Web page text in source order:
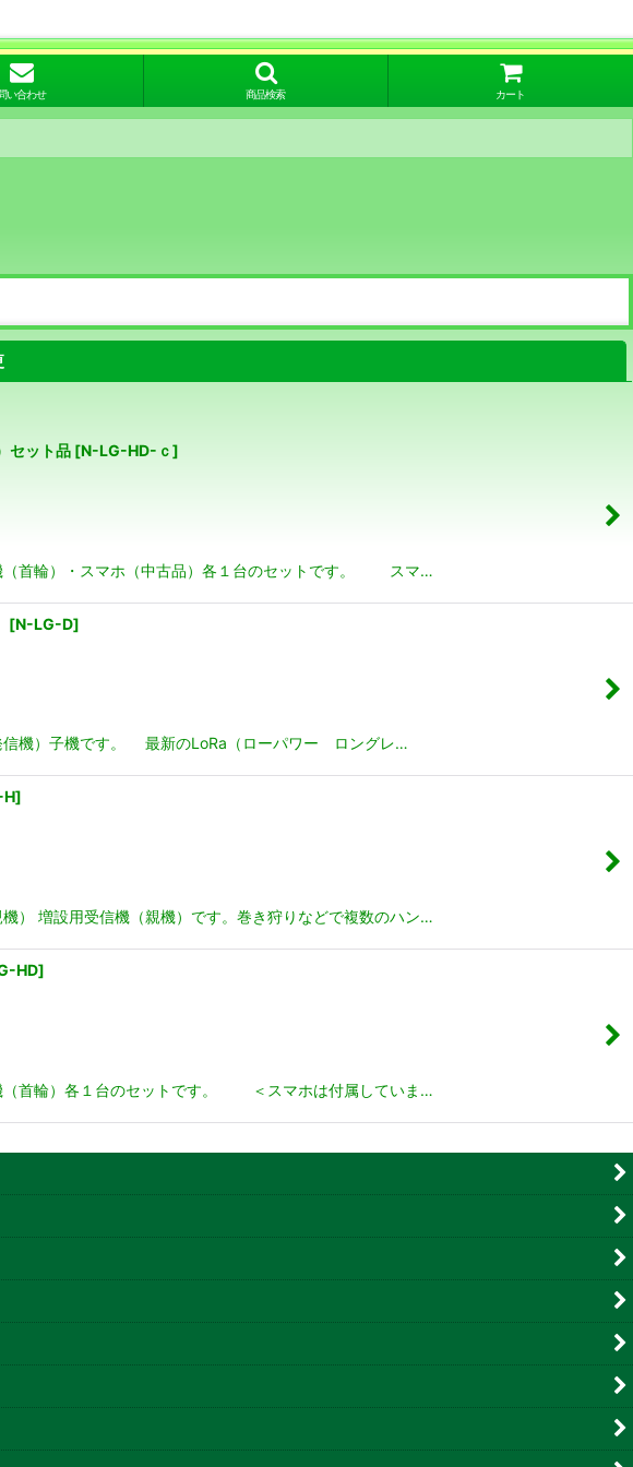
い合わせ 商品検索 カート
セット品 [N-LG-HD-ｃ]
首輪）・スマホ（中古品）各１台のセットです。 スマ…
[N-LG-D]
機）子機です。 最新のLoRa（ローパワー ロングレ…
H]
増設用受信機（親機）です。巻き狩りなどで複数のハン…
HD]
首輪）各１台のセットです。 ＜スマホは付属していま…